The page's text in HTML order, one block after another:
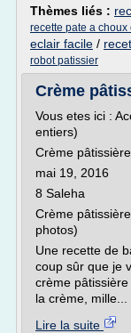
Thèmes liés :
recette pate a
eclair facile /
robot patissier
Crème
Vous etes ici :
entiers)
Crème
mai 19, 2016
8 Saleha
Crème
photos)
Une recette de
coup sûr que je
crème
la crème, mille...
Lire la suite